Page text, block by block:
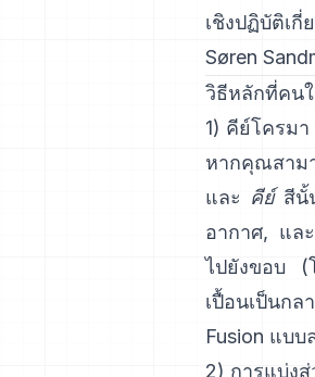
เชิงปฏิบัติเ
Søren
วิธีหลักที่คน
1) คีย์โครมา
หากคุณสาม
และ คีย์สีนั้น
อากาศ, แล
ไปยังขอบ (
เปื้อนเป็นก
Fusion แบบ
2) การแบ่ง